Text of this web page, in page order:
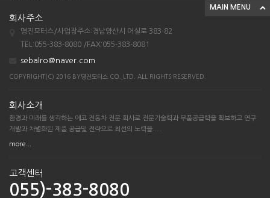
아킬라300 삼륜
시티밴승용배달용
아킬라300 삼륜
시티밴승용배달용
MAIN MENU
회사주소
명진모터스/사업장주소:경남양산시 어실로 383-82
TEL:055-383-8080 /FAX:055-383-8081
sebalro@naver.com
COPYRIGHT(C) 2016 BY명진모터스 CO.,LTD. ALL RIGHTS RESERVED.
회사소개
환경과 미래를 생각하는 에코 전동차 전문 회사로 전문기술력과 부품공급력을 확보하고 연구
개발과 차별화된 제품 공급및 전략으로 최선의 노력을.....
more...
고객센터
055)-383-8080